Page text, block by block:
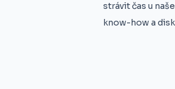
strávit čas u
know-how a